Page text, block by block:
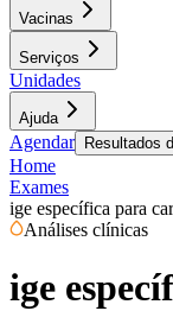
Vacinas
Serviços
Unidades
Ajuda
Agendar Resultados
Home
Exames
ige específica para
Análises clínicas
ige